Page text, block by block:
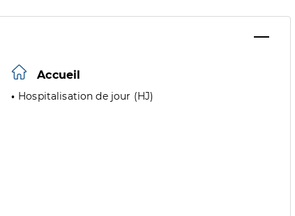
Accueil
Hospitalisation de jour (HJ)